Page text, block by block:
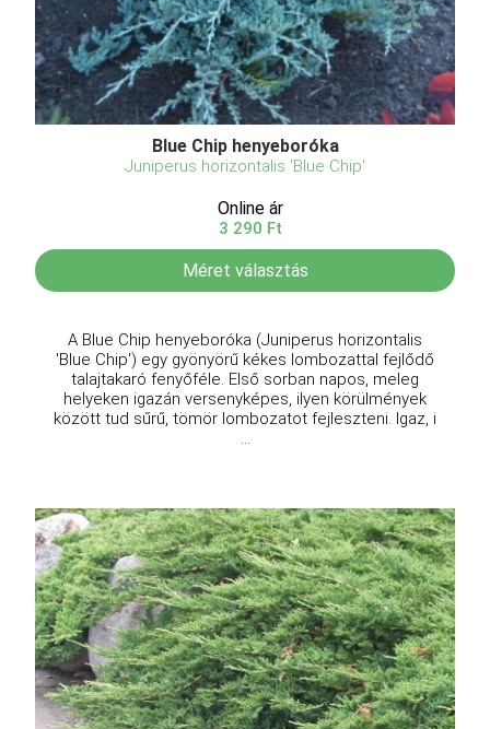
Blue Chip henyeboróka
Juniperus horizontalis 'Blue Chip'
Online ár
3 290 Ft
Méret választás
A Blue Chip henyeboróka (Juniperus horizontalis
'Blue Chip') egy gyönyörű kékes lombozattal fejlődő
talajtakaró fenyőféle. Első sorban napos, meleg
helyeken igazán versenyképes, ilyen körülmények
között tud sűrű, tömör lombozatot fejleszteni. Igaz, i
...